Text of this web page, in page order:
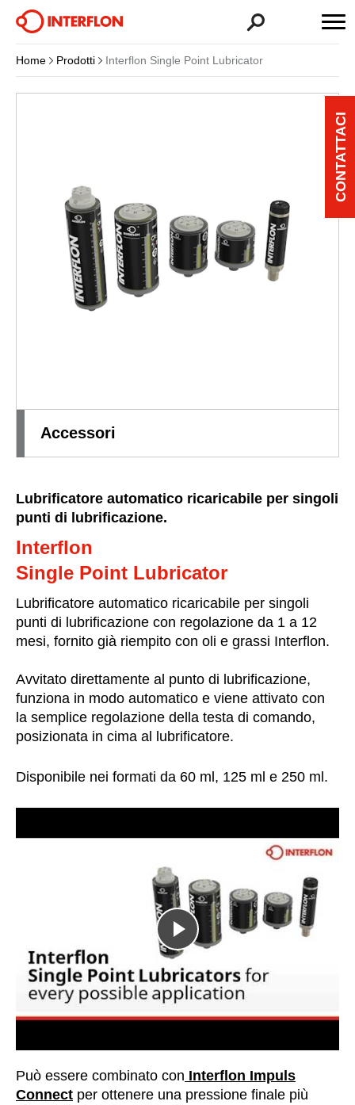
Home Prodotti Interflon Single Point Lubricator
Accessori
Lubrificatore automatico ricaricabile per singoli
punti di lubrificazione.
Interflon
Single Point Lubricator
Lubrificatore automatico ricaricabile per singoli
punti di lubrificazione con regolazione da 1 a 12
mesi, fornito già riempito con oli e grassi Interflon.
Avvitato direttamente al punto di lubrificazione,
funziona in modo automatico e viene attivato con
la semplice regolazione della testa di comando,
posizionata in cima al lubrificatore.
Disponibile nei formati da 60 ml, 125 ml e 250 ml.
Può essere combinato con Interflon Impuls
Connect per ottenere una pressione finale più
CONTATTACI